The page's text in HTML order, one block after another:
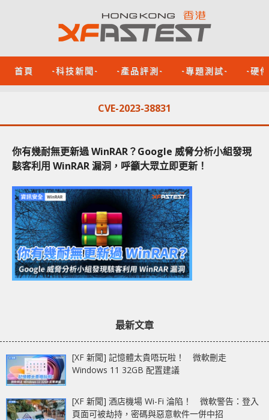
首頁 -科技新聞- -產品評測- -專題測試- -硬
CVE-2023-38831
你有幾耐無更新過 WinRAR？Google 威脅分析小組發現
駭客利用 WinRAR 漏洞，呼籲大眾立即更新！
最新文章
[XF 新聞] 記憶體太貴唔玩啦！ 微軟刪走
Windows 11 32GB 配置建議
[XF 新聞] 酒店機場 Wi-Fi 淪陷！ 微軟警告：登入
頁面可被劫持，密碼與惡意軟件一併中招